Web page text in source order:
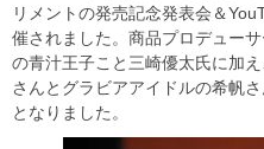
リメントの発売記念発表会＆
催されました。商品プロデュー
の青汁王子こと三崎優太氏に加
さんとグラビアアイドルの希帆
となりました。